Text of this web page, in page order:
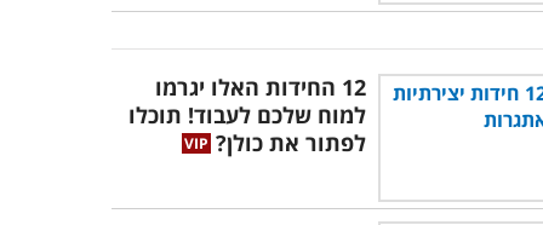
12 החידות האלו יגרמו
למוח שלכם לעבוד! תוכלו
לפתור את כולן?